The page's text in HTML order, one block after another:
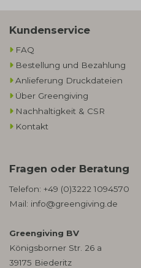
Kundenservice
FAQ
Bestellung und Bezahlung
Anlieferung Druckdateien
Über Greengiving
Nachhaltigkeit & CSR
Kontakt
Fragen oder Beratung
Telefon: +49 (0)3222 1094570
Mail: info@greengiving.de
Greengiving BV
Königsborner Str. 26 a
39175 Biederitz